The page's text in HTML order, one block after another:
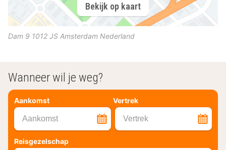
Bekijk op kaart
Dam 9 1012 JS Amsterdam Nederland
Wanneer wil je weg?
Aankomst Vertrek
Aankomst Vertrek
Reisgezelschap